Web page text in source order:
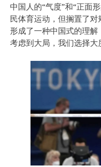
中国人的“气度”和“正面
民体育运动，但搁置了
形成了一种中国式的理解
考虑到大局，我们选择大